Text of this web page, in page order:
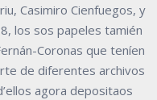
Casimiro Cienfuegos, y
los sos papeles tamién
Coronas que teníen
de diferentes archivos
agora depositaos